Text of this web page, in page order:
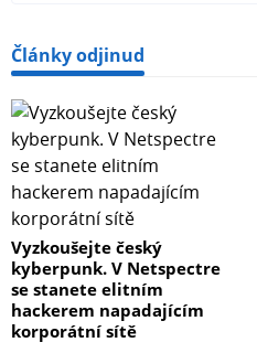
Články odjinud
Vyzkoušejte český
kyberpunk. V Netspectre
se stanete elitním
hackerem napadajícím
korporátní sítě